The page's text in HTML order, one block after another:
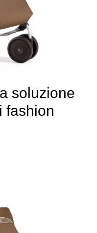
soluzione
fashion